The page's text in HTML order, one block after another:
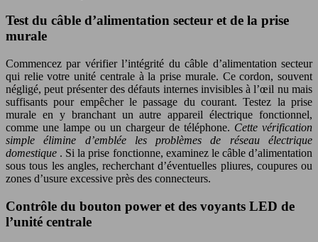
Test du câble d’alimentation secteur et de la prise
murale
Commencez par vérifier l’intégrité du câble d’alimentation secteur
qui relie votre unité centrale à la prise murale. Ce cordon, souvent
négligé, peut présenter des défauts internes invisibles à l’œil nu mais
suffisants pour empêcher le passage du courant. Testez la prise
murale en y branchant un autre appareil électrique fonctionnel,
comme une lampe ou un chargeur de téléphone. Cette vérification
simple élimine d’emblée les problèmes de réseau électrique
domestique . Si la prise fonctionne, examinez le câble d’alimentation
sous tous les angles, recherchant d’éventuelles pliures, coupures ou
zones d’usure excessive près des connecteurs.
Contrôle du bouton power et des voyants LED de
l’unité centrale